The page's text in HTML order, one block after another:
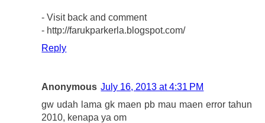
- Visit back and comment
- http://farukparkerla.blogspot.com/
Reply
Anonymous July 16, 2013 at 4:31 PM
gw udah lama gk maen pb mau maen error tahun
2010, kenapa ya om